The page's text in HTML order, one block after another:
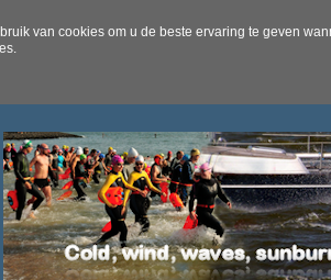
van cookies om u de beste ervaring te geven